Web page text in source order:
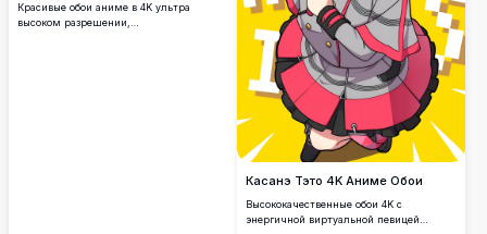
Красивые обои аниме в 4K ультра
высоком разрешении,
Касанэ Тэто 4K Аниме Обои
Высококачественные обои 4K с
энергичной виртуальной певицей